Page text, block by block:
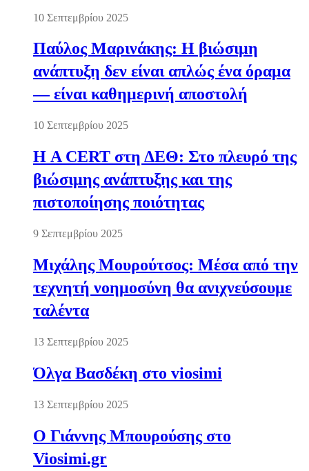
10 Σεπτεμβρίου 2025
Παύλος Μαρινάκης: Η βιώσιμη
ανάπτυξη δεν είναι απλώς ένα όραμα
— είναι καθημερινή αποστολή
10 Σεπτεμβρίου 2025
Η A CERT στη ΔΕΘ: Στο πλευρό της
βιώσιμης ανάπτυξης και της
πιστοποίησης ποιότητας
9 Σεπτεμβρίου 2025
Μιχάλης Μουρούτσος: Μέσα από την
τεχνητή νοημοσύνη θα ανιχνεύσουμε
ταλέντα
13 Σεπτεμβρίου 2025
Όλγα Βασδέκη στο viosimi
13 Σεπτεμβρίου 2025
Ο Γιάννης Μπουρούσης στο
Viosimi.gr